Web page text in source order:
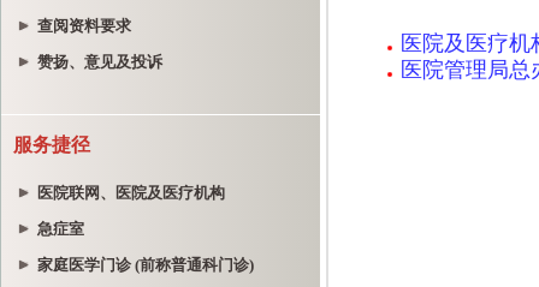
查阅资料要求
赞扬、意见及投诉
服务捷径
医院联网、医院及医疗机构
急症室
家庭医学门诊 (前称普通科门诊)